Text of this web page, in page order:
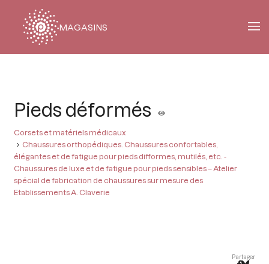
MAGASINS
Pieds déformés
Corsets et matériels médicaux
Chaussures orthopédiques. Chaussures confortables,
élégantes et de fatigue pour pieds difformes, mutilés, etc. -
Chaussures de luxe et de fatigue pour pieds sensibles – Atelier
spécial de fabrication de chaussures sur mesure des
Etablissements A. Claverie
Partager